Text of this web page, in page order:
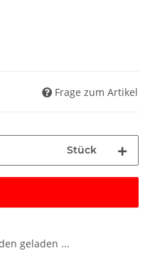
Frage zum Artikel
Stück
geladen ...